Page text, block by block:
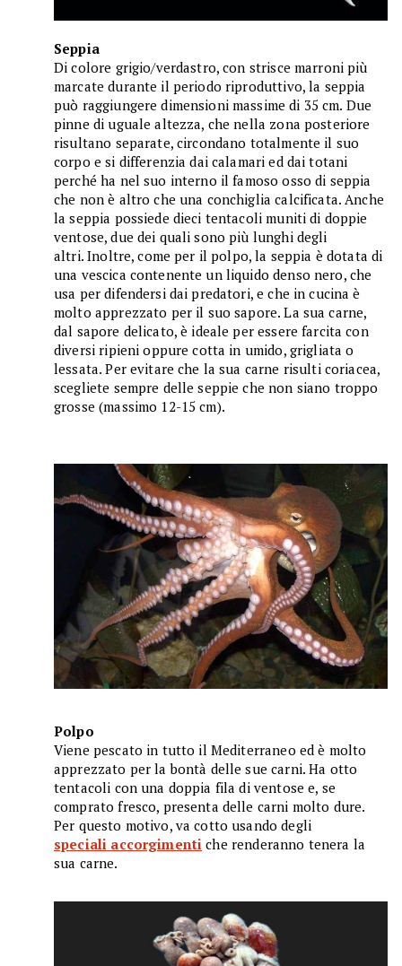
Seppia
Di colore grigio/verdastro, con strisce marroni più
marcate durante il periodo riproduttivo, la seppia
può raggiungere dimensioni massime di 35 cm. Due
pinne di uguale altezza, che nella zona posteriore
risultano separate, circondano totalmente il suo
corpo e si differenzia dai calamari ed dai totani
perché ha nel suo interno il famoso osso di seppia
che non è altro che una conchiglia calcificata. Anche
la seppia possiede dieci tentacoli muniti di doppie
ventose, due dei quali sono più lunghi degli
altri. Inoltre, come per il polpo, la seppia è dotata di
una vescica contenente un liquido denso nero, che
usa per difendersi dai predatori, e che in cucina è
molto apprezzato per il suo sapore. La sua carne,
dal sapore delicato, è ideale per essere farcita con
diversi ripieni oppure cotta in umido, grigliata o
lessata. Per evitare che la sua carne risulti coriacea,
scegliete sempre delle seppie che non siano troppo
grosse (massimo 12-15 cm).
Polpo
Viene pescato in tutto il Mediterraneo ed è molto
apprezzato per la bontà delle sue carni. Ha otto
tentacoli con una doppia fila di ventose e, se
comprato fresco, presenta delle carni molto dure.
Per questo motivo, va cotto usando degli
speciali accorgimenti che renderanno tenera la
sua carne.